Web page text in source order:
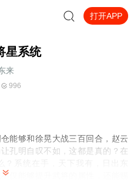
打开APP
星系统
来
996
能够和徐晃大战三百回合，赵云
孔明自叹不如，这都是真的？在
仅能够提升武将的属性，还能赐